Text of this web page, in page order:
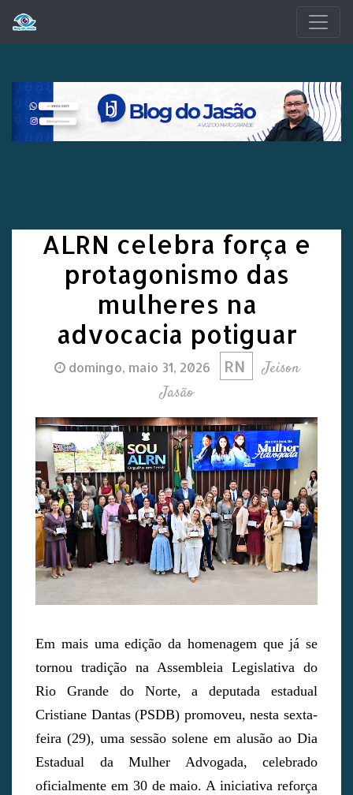
ALRN celebra força e
protagonismo das
mulheres na
advocacia potiguar
domingo, maio 31, 2026 RN
Jeison
Jasão
Em mais uma edição da homenagem que já se
tornou tradição na Assembleia Legislativa do
Rio Grande do Norte, a deputada estadual
Cristiane Dantas (PSDB) promoveu, nesta sexta-
feira (29), uma sessão solene em alusão ao Dia
Estadual da Mulher Advogada, celebrado
oficialmente em 30 de maio. A iniciativa reforça